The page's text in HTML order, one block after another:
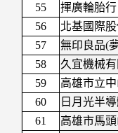
55
揮廣輪胎行
56
北基國際
57
無印良品(
58
久宜機械有
59
高雄市立
60
日月光半
61
高雄市馬